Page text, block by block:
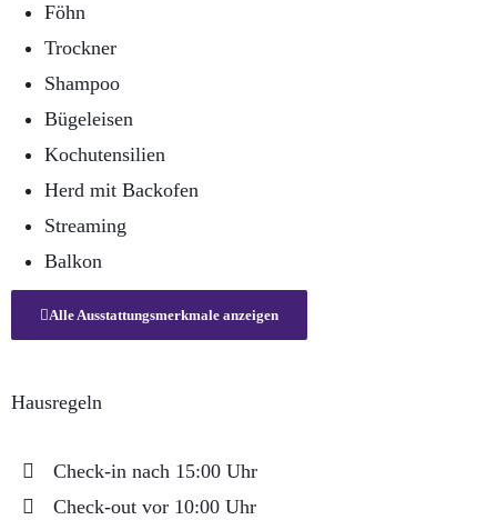
Föhn
Trockner
Shampoo
Bügeleisen
Kochutensilien
Herd mit Backofen
Streaming
Balkon
Alle Ausstattungsmerkmale anzeigen
Hausregeln
Check-in nach 15:00 Uhr
Check-out vor 10:00 Uhr